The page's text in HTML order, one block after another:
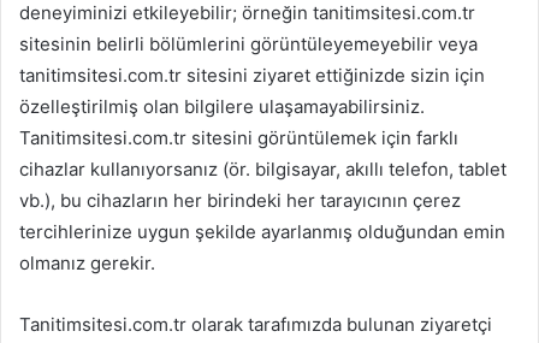
deneyiminizi etkileyebilir; örneğin tanitimsitesi.com.tr
sitesinin belirli bölümlerini görüntüleyemeyebilir veya
tanitimsitesi.com.tr sitesini ziyaret ettiğinizde sizin için
özelleştirilmiş olan bilgilere ulaşamayabilirsiniz.
Tanitimsitesi.com.tr sitesini görüntülemek için farklı
cihazlar kullanıyorsanız (ör. bilgisayar, akıllı telefon, tablet
vb.), bu cihazların her birindeki her tarayıcının çerez
tercihlerinize uygun şekilde ayarlanmış olduğundan emin
olmanız gerekir.
Tanitimsitesi.com.tr olarak tarafımızda bulunan ziyaretçi